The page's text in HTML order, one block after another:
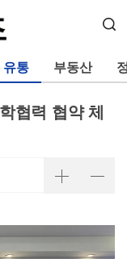
유통 부동산
협력 협약 체